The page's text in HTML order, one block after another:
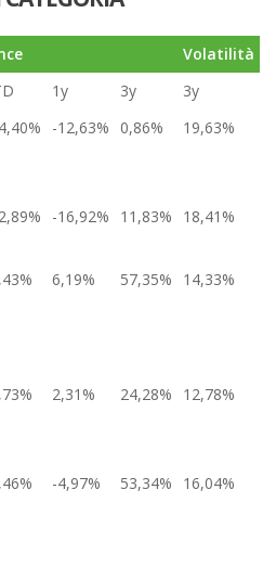
Volatilità
1y 3y
3y
-12,63% 0,86% 19,63%
-16,92% 11,83% 18,41%
6,19% 57,35% 14,33%
2,31% 24,28% 12,78%
-4,97% 53,34% 16,04%